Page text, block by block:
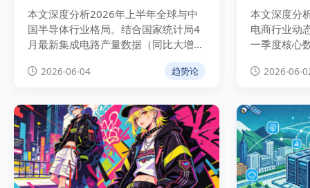
本文深度分析2026年上半年全球与中
国半导体行业格局。结合国家统计局4
月最新集成电路产量数据（同比大增
24.7%）与WSTS最新预测，剖析AI算
力引爆的高端存储芯片周期性爆发，并
（Chiplet）实操建议。
2026-06-04 趋势论
本文深度分
电商行业动
一季度核心
利，并为出
2026-06-